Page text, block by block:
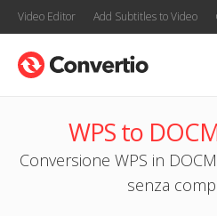
Video Editor Add Subtitles to Video
WPS to
Conversione WPS in
senza